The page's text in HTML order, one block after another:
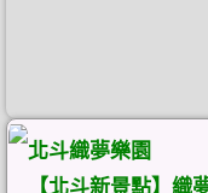
北斗織夢樂園
【北斗新景點】織